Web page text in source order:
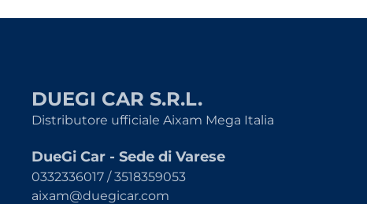
DUEGI CAR S.R.L.
Distributore ufficiale Aixam Mega Italia
DueGi Car - Sede di Varese
0332336017 / 3518359053
aixam@duegicar.com